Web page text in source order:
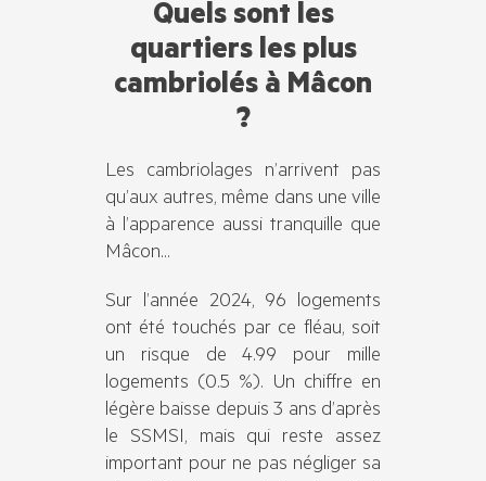
Quels sont les
quartiers les plus
cambriolés à Mâcon
?
Les cambriolages n’arrivent pas
qu’aux autres, même dans une ville
à l’apparence aussi tranquille que
Mâcon…
Sur l’année 2024, 96 logements
ont été touchés par ce fléau, soit
un risque de 4.99 pour mille
logements (0.5 %). Un chiffre en
légère baisse depuis 3 ans d’après
le SSMSI, mais qui reste assez
important pour ne pas négliger sa